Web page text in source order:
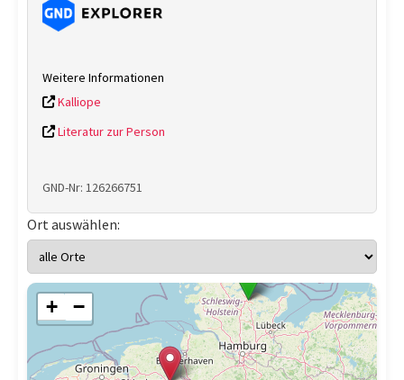
Weitere Informationen
Kalliope
Literatur zur Person
GND-Nr: 126266751
Ort auswählen:
+ −